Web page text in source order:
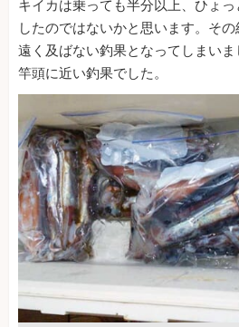
キイカは乗っても半分以上、ひょ
したのではないかと思います。そ
遠く及ばない釣果となってしまい
竿頭に近い釣果でした。